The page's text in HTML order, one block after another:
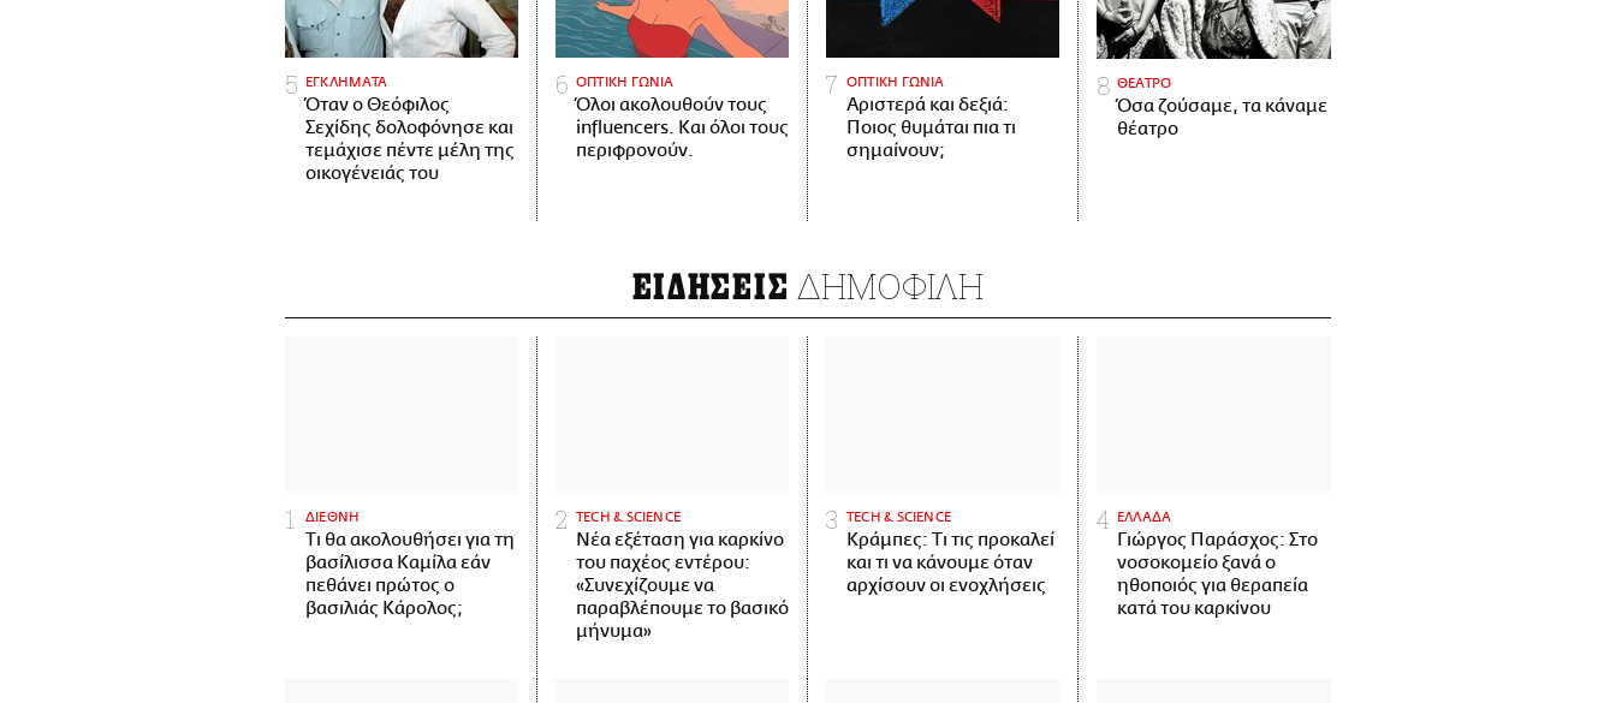
ΕΓΚΛΗΜΑΤΑ
Όταν ο Θεόφιλος
Σεχίδης δολοφόνησε και
τεμάχισε πέντε μέλη της
οικογένειάς του
ΟΠΤΙΚΗ ΓΩΝΙΑ
Όλοι ακολουθούν τους
influencers. Και όλοι τους
περιφρονούν.
ΟΠΤΙΚΗ ΓΩΝΙΑ
Αριστερά και δεξιά:
Ποιος θυμάται πια τι
σημαίνουν;
ΘΕΑΤΡΟ
Όσα ζούσαμε, τα κάναμε
θέατρο
ΕΙΔΗΣΕΙΣ ΔΗΜΟΦΙΛΗ
ΔΙΕΘΝΗ
Τι θα ακολουθήσει για τη
βασίλισσα Καμίλα εάν
πεθάνει πρώτος ο
βασιλιάς Κάρολος;
ΤECH & SCIENCE
Νέα εξέταση για καρκίνο
του παχέος εντέρου:
«Συνεχίζουμε να
παραβλέπουμε το βασικό
μήνυμα»
ΤECH & SCIENCE
Κράμπες: Τι τις προκαλεί
και τι να κάνουμε όταν
αρχίσουν οι ενοχλήσεις
ΕΛΛΑΔΑ
Γιώργος Παράσχος: Στο
νοσοκομείο ξανά ο
ηθοποιός για θεραπεία
κατά του καρκίνου